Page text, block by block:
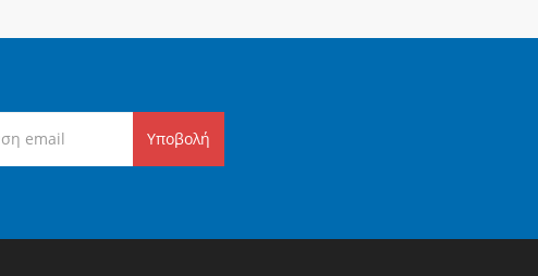
Υποβολή